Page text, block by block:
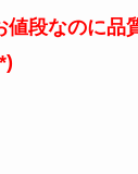
値段なのに品